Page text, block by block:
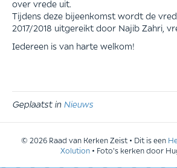
over vrede uit.
Tijdens deze bijeenkomst wordt de
2017/2018 uitgereikt door Najib Zahri,
Iedereen is van harte welkom!
Geplaatst in Nieuws
© 2026 Raad van Kerken Zeist • Dit is een
Xolution • Foto's kerken door